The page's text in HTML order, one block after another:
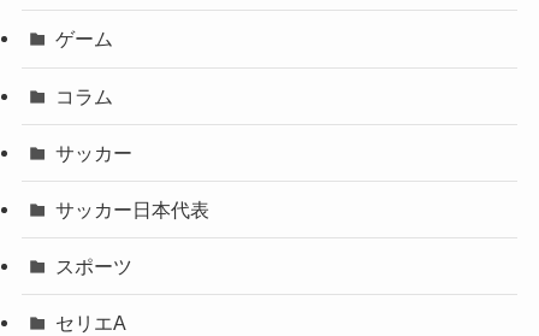
ゲーム
コラム
サッカー
サッカー日本代表
スポーツ
セリエA